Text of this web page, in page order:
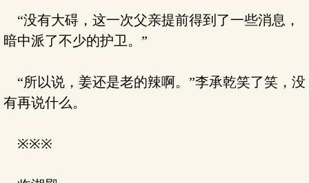
“没有大碍，这一次父亲提前得到了一些消息，
暗中派了不少的护卫。”
“所以说，姜还是老的辣啊。”李承乾笑了笑，没
有再说什么。
※※※